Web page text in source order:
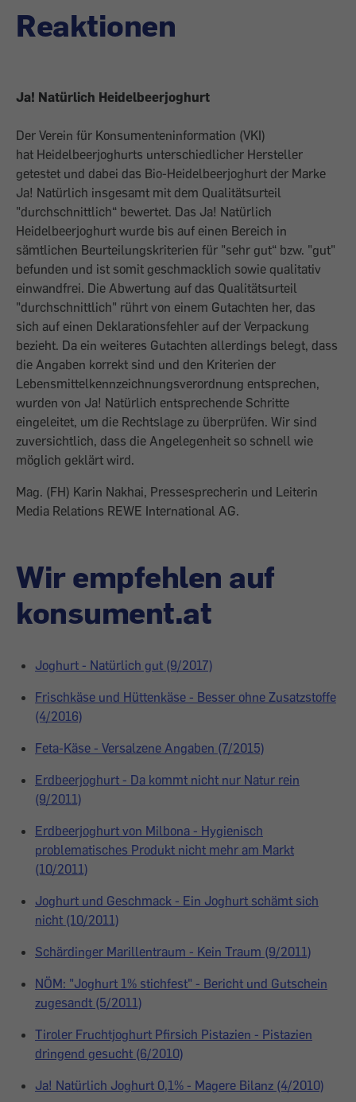
Reaktionen
Ja! Natürlich Heidelbeerjoghurt
Der Verein für Konsumenteninformation (VKI)
hat Heidelbeerjoghurts unterschiedlicher Hersteller
getestet und dabei das Bio-Heidelbeerjoghurt der Marke
Ja! Natürlich insgesamt mit dem Qualitätsurteil
"durchschnittlich“ bewertet. Das Ja! Natürlich
Heidelbeerjoghurt wurde bis auf einen Bereich in
sämtlichen Beurteilungskriterien für "sehr gut“ bzw. "gut"
befunden und ist somit geschmacklich sowie qualitativ
einwandfrei. Die Abwertung auf das Qualitätsurteil
"durchschnittlich" rührt von einem Gutachten her, das
sich auf einen Deklarationsfehler auf der Verpackung
bezieht. Da ein weiteres Gutachten allerdings belegt, dass
die Angaben korrekt sind und den Kriterien der
Lebensmittelkennzeichnungsverordnung entsprechen,
wurden von Ja! Natürlich entsprechende Schritte
eingeleitet, um die Rechtslage zu überprüfen. Wir sind
zuversichtlich, dass die Angelegenheit so schnell wie
möglich geklärt wird.
Mag. (FH) Karin Nakhai, Pressesprecherin und Leiterin
Media Relations REWE International AG.
Wir empfehlen auf
konsument.at
Joghurt - Natürlich gut (9/2017)
Frischkäse und Hüttenkäse - Besser ohne Zusatzstoffe
(4/2016)
Feta-Käse - Versalzene Angaben (7/2015)
Erdbeerjoghurt - Da kommt nicht nur Natur rein
(9/2011)
Erdbeerjoghurt von Milbona - Hygienisch
problematisches Produkt nicht mehr am Markt
(10/2011)
Joghurt und Geschmack - Ein Joghurt schämt sich
nicht (10/2011)
Schärdinger Marillentraum - Kein Traum (9/2011)
NÖM: "Joghurt 1% stichfest" - Bericht und Gutschein
zugesandt (5/2011)
Tiroler Fruchtjoghurt Pfirsich Pistazien - Pistazien
dringend gesucht (6/2010)
Ja! Natürlich Joghurt 0,1% - Magere Bilanz (4/2010)